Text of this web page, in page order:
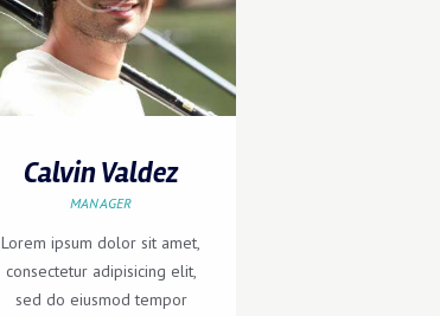
Calvin Valdez
MANAGER
Lorem ipsum dolor sit amet,
consectetur adipisicing elit,
sed do eiusmod tempor